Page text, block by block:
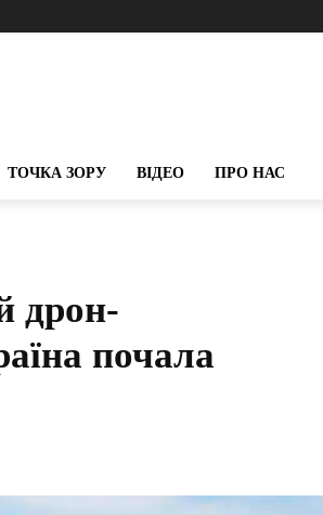
ТОЧКА ЗОРУ ВІДЕО ПРО НАС
дрон-
почала